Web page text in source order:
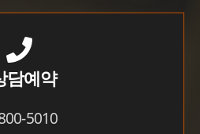
담예약
5010